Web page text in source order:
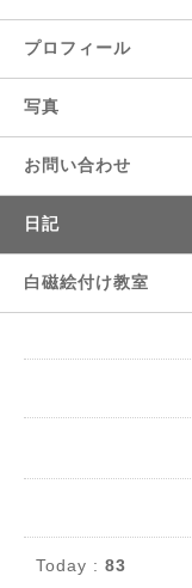
プロフィール
写真
お問い合わせ
日記
白磁絵付け教室
Today : 83